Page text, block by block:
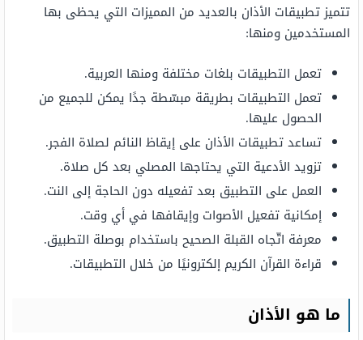
تتميز تطبيقات الأذان بالعديد من المميزات التي يحظى بها
المستخدمين ومنها:
تعمل التطبيقات بلغات مختلفة ومنها العربية.
تعمل التطبيقات بطريقة مبسّطة جدًا يمكن للجميع من
الحصول عليها.
تساعد تطبيقات الأذان على إيقاظ النائم لصلاة الفجر.
تزويد الأدعية التي يحتاجها المصلي بعد كل صلاة.
العمل على التطبيق بعد تفعيله دون الحاجة إلى النت.
إمكانية تفعيل الأصوات وإيقافها في أي وقت.
معرفة اتّجاه القبلة الصحيح باستخدام بوصلة التطبيق.
قراءة القرآن الكريم إلكترونيًا من خلال التطبيقات.
ما هو الأذان